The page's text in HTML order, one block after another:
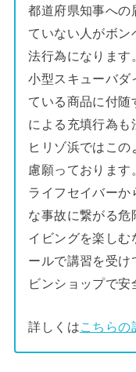
都道府県知事への
ていない人がボン
法行為になります
小型スキューバダ
ている商品に付随
による充填行為も
ヒリゾ浜ではこ
慮願っております
ライフセイバーか
な事故に繋がる危
イビングを楽しむ
ールで講習を受け
ビンショップで安
詳しくはこちらの